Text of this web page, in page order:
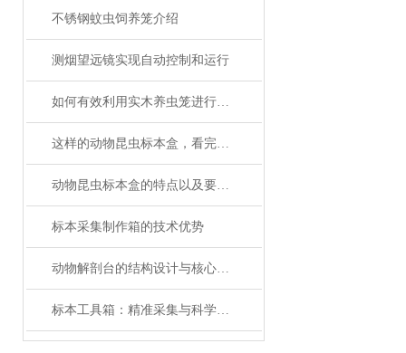
不锈钢蚊虫饲养笼介绍
测烟望远镜实现自动控制和运行
如何有效利用实木养虫笼进行昆虫饲养？
这样的动物昆虫标本盒，看完很难不心动
动物昆虫标本盒的特点以及要做的工作介绍
标本采集制作箱的技术优势
动物解剖台的结构设计与核心功能介绍
标本工具箱：精准采集与科学研究的专业保障